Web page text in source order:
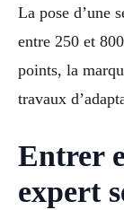
La pose d’une
entre 250 et
points, la
travaux
Entrer
expert